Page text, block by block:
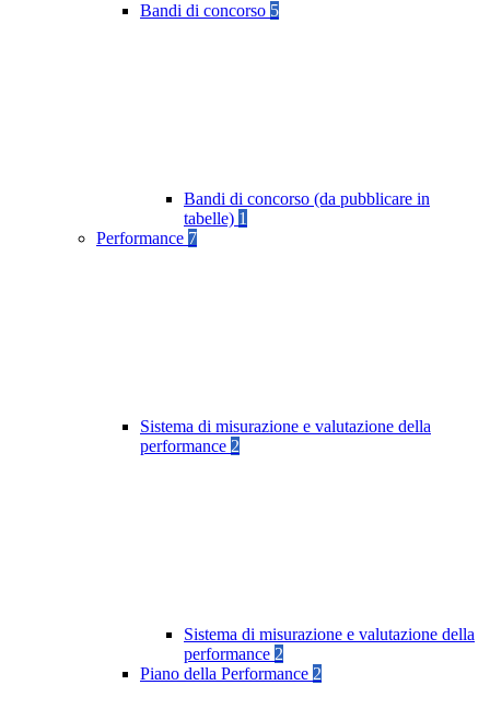
Bandi di concorso 5
Bandi di concorso (da pubblicare in
tabelle) 1
Performance 7
Sistema di misurazione e valutazione della
performance 2
Sistema di misurazione e valutazione della
performance 2
Piano della Performance 2